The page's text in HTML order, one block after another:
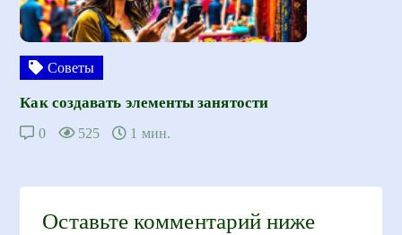
Советы
Как создавать элементы занятости
0 525 1 мин.
Оставьте комментарий ниже